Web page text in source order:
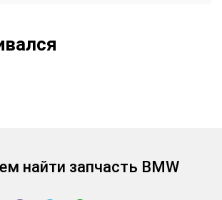
найти запчасть BMW